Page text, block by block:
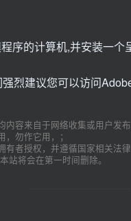
序的计算机,并安装一个
烈建议您可以访问
内容来自于网络收集或用户发
勿作它用，；
有者授权，并遵循国家相关法
站将会在第一时间删除。